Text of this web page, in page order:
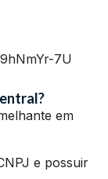
7U
em
e possuir